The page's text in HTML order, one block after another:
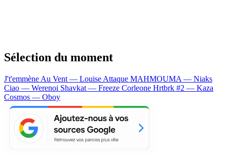
Sélection du moment
J't'emmène Au Vent — Louise Attaque MAHMOUMA — Niaks
Ciao — Werenoi Shavkat — Freeze Corleone Hrtbrk #2 — Kaza
Cosmos — Oboy